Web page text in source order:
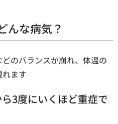
んな病気？
のバランスが崩れ、体温の
ます
3度にいくほど重症で